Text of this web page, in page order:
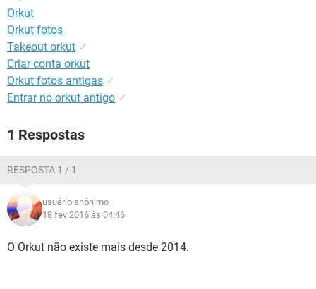
Orkut
Orkut fotos
Takeout orkut ✓
Criar conta orkut
Orkut fotos antigas ✓
Entrar no orkut antigo ✓
1 Respostas
RESPOSTA 1 / 1
usuário anônimo
18 fev 2016 às 04:46
O Orkut não existe mais desde 2014.